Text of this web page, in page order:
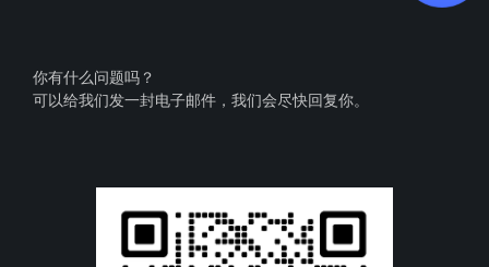
你有什么问题吗？
可以给我们发一封电子邮件，我们会尽快回复你。